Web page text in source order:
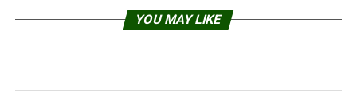
YOU MAY LIKE